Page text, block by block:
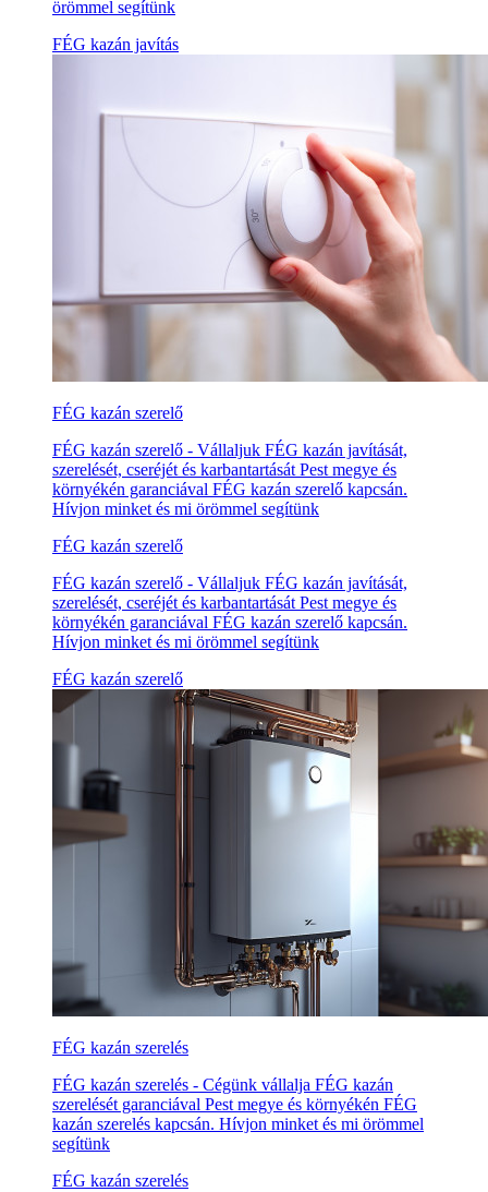
örömmel segítünk
FÉG kazán javítás
FÉG kazán szerelő
FÉG kazán szerelő - Vállaljuk FÉG kazán javítását,
szerelését, cseréjét és karbantartását Pest megye és
környékén garanciával FÉG kazán szerelő kapcsán.
Hívjon minket és mi örömmel segítünk
FÉG kazán szerelő
FÉG kazán szerelő - Vállaljuk FÉG kazán javítását,
szerelését, cseréjét és karbantartását Pest megye és
környékén garanciával FÉG kazán szerelő kapcsán.
Hívjon minket és mi örömmel segítünk
FÉG kazán szerelő
FÉG kazán szerelés
FÉG kazán szerelés - Cégünk vállalja FÉG kazán
szerelését garanciával Pest megye és környékén FÉG
kazán szerelés kapcsán. Hívjon minket és mi örömmel
segítünk
FÉG kazán szerelés